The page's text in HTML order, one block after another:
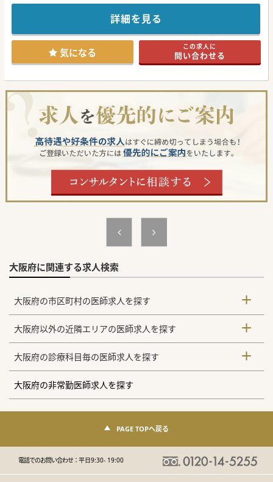
クリニックですが、ご希望のドクターには法人内の病院でオ
ペを行っていただくことも可能です。
その場合、手術手当として診療報酬の30％を支給されます♪
詳細を見る
気になる この求人に
問い合わせる
大阪府に関連する求人検索
大阪府の市区町村の医師求人を探す
大阪府以外の近隣エリアの医師求人を探す
大阪府の診療科目毎の医師求人を探す
大阪府の非常勤医師求人を探す
PAGE TOPへ戻る
電話でのお問い合わせ：平日9:30- 19:00